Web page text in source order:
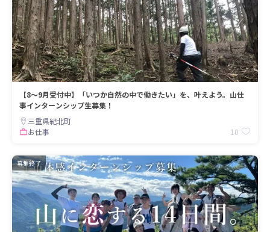
【8〜9月受付中】「いつか自然の中で働きたい」を、叶えよう。山仕
事インターンシップ生募集！
三重県紀北町
お仕事
10
募集終了